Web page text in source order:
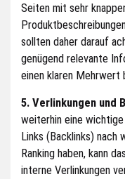
Seiten mit sehr
sollten daher darauf
genügend relevante
einen klaren Mehrwert
5. Verlinkungen und
weiterhin eine
Links (Backlinks) nach
Ranking haben, kann
interne Verlinkungen